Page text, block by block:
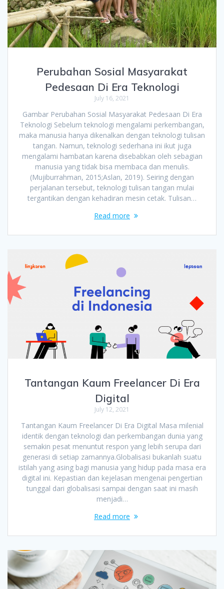
Perubahan Sosial Masyarakat
Pedesaan Di Era Teknologi
July 16, 2021
Gambar Perubahan Sosial Masyarakat Pedesaan Di Era
Teknologi Sebelum teknologi mengalami perkembangan,
maka manusia hanya dikenalkan dengan teknologi tulisan
tangan. Namun, teknologi sederhana ini ikut juga
mengalami hambatan karena disebabkan oleh sebagian
manusia yang tidak bisa membaca dan menulis.
(Mujiburrahman, 2015;Aslan, 2019). Seiring dengan
perjalanan tersebut, teknologi tulisan tangan mulai
tergantikan dengan kehadiran mesin cetak. Tulisan…
Read more
Tantangan Kaum Freelancer Di Era
Digital
July 12, 2021
Tantangan Kaum Freelancer Di Era Digital Masa milenial
identik dengan teknologi dan perkembangan dunia yang
semakin pesat menuntut respon yang lebih serupa dari
generasi di setiap zamannya.Globalisasi bukanlah suatu
istilah yang asing bagi manusia yang hidup pada masa era
digital ini. Kepastian dan kejelasan mengenai pengertian
tunggal dari globalisasi sampai dengan saat ini masih
menjadi…
Read more